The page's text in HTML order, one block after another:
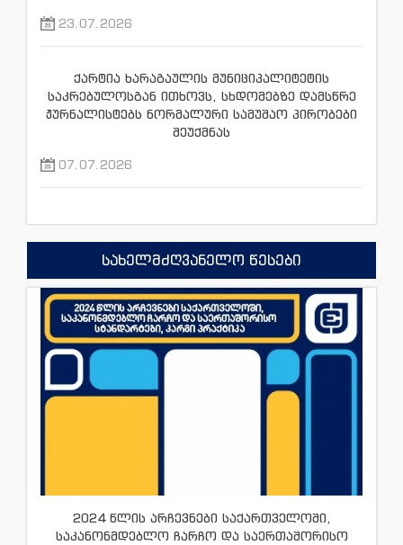
23.07.2026
ქარტია ხარაგაულის მუნიციპალიტეტის
საკრებულოსგან ითხოვს, სხდომებზე დამსწრე
ჟურნალისტებს ნორმალური სამუშაო პირობები
შეუქმნას
07.07.2026
სახელმძღვანელო წესები
2024 წლის არჩევნები საქართველოში,
საკანონმდებლო ჩარჩო და საერთაშორისო